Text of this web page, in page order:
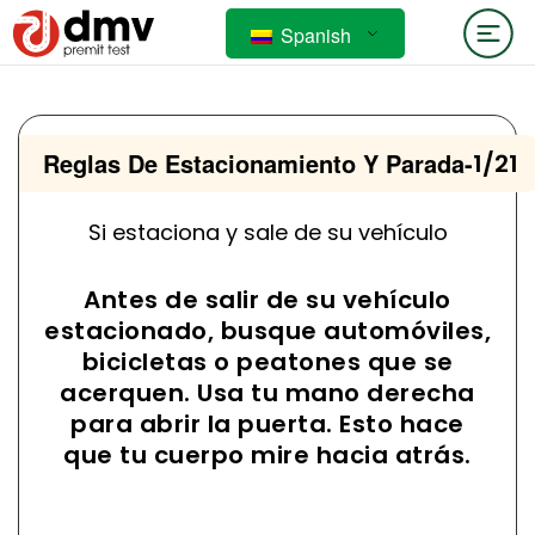
Spanish
Reglas De Estacionamiento Y Parada-1/21
Si estaciona y sale de su vehículo
Antes de salir de su vehículo
estacionado, busque automóviles,
bicicletas o peatones que se
acerquen. Usa tu mano derecha
para abrir la puerta. Esto hace
que tu cuerpo mire hacia atrás.